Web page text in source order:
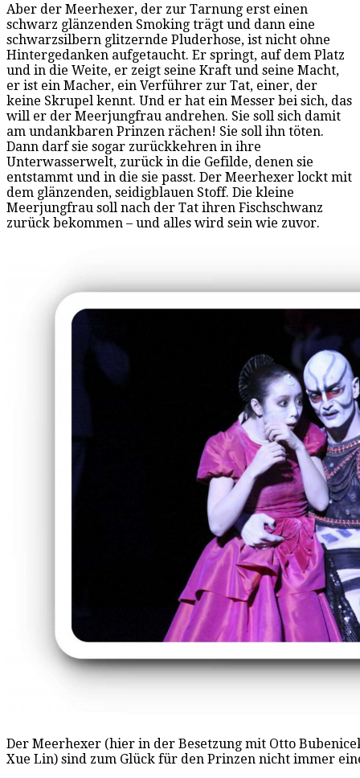
Aber der Meerhexer, der zur Tarnung erst einen
schwarz glänzenden Smoking trägt und dann eine
schwarzsilbern glitzernde Pluderhose, ist nicht ohne
Hintergedanken aufgetaucht. Er springt, auf dem Platz
und in die Weite, er zeigt seine Kraft und seine Macht,
er ist ein Macher, ein Verführer zur Tat, einer, der
keine Skrupel kennt. Und er hat ein Messer bei sich, das
will er der Meerjungfrau andrehen. Sie soll sich damit
am undankbaren Prinzen rächen! Sie soll ihn töten.
Dann darf sie sogar zurückkehren in ihre
Unterwasserwelt, zurück in die Gefilde, denen sie
entstammt und in die sie passt. Der Meerhexer lockt mit
dem glänzenden, seidigblauen Stoff. Die kleine
Meerjungfrau soll nach der Tat ihren Fischschwanz
zurück bekommen – und alles wird sein wie zuvor.
Der Meerhexer (hier in der Besetzung mit Otto
Xue Lin) sind zum Glück für den Prinzen nicht immer